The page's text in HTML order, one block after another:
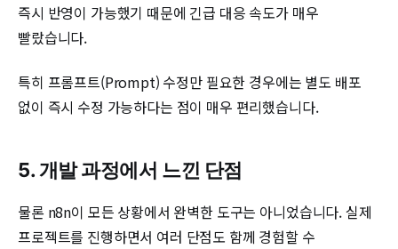
즉시 반영이 가능했기 때문에 긴급 대응 속도가 매우
빨랐습니다.
특히 프롬프트(Prompt) 수정만 필요한 경우에는 별도 배포
없이 즉시 수정 가능하다는 점이 매우 편리했습니다.
5. 개발 과정에서 느낀 단점
물론 n8n이 모든 상황에서 완벽한 도구는 아니었습니다. 실제
프로젝트를 진행하면서 여러 단점도 함께 경험할 수